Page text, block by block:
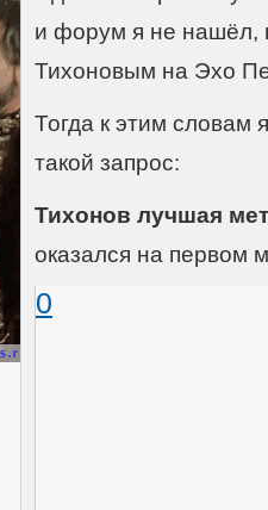
и форум я не нашёл,
Тихоновым на Эхо
Тогда к этим
такой запрос:
Тихонов лучшая
оказался на первом
0